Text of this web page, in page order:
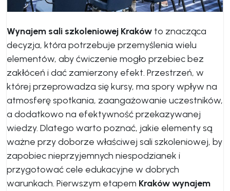
Wynajem sali szkoleniowej Kraków to znacząca
decyzja, która potrzebuje przemyślenia wielu
elementów, aby ćwiczenie mogło przebiec bez
zakłóceń i dać zamierzony efekt. Przestrzeń, w
której przeprowadza się kursy, ma spory wpływ na
atmosferę spotkania, zaangażowanie uczestników,
a dodatkowo na efektywność przekazywanej
wiedzy. Dlatego warto poznać, jakie elementy są
ważne przy doborze właściwej sali szkoleniowej, by
zapobiec nieprzyjemnych niespodzianek i
przygotować cele edukacyjne w dobrych
warunkach. Pierwszym etapem Kraków wynajem